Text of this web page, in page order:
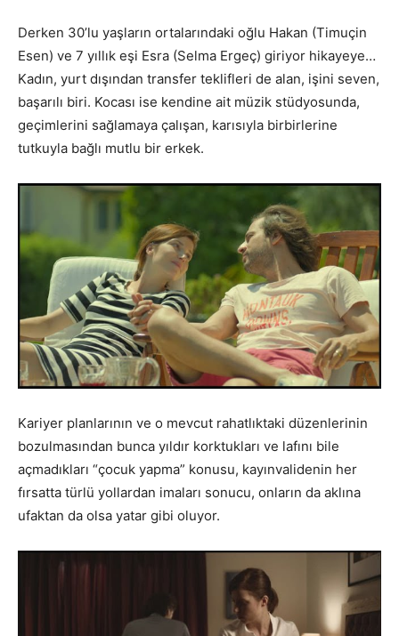
Derken 30’lu yaşların ortalarındaki oğlu Hakan (Timuçin
Esen) ve 7 yıllık eşi Esra (Selma Ergeç) giriyor hikayeye…
Kadın, yurt dışından transfer teklifleri de alan, işini seven,
başarılı biri. Kocası ise kendine ait müzik stüdyosunda,
geçimlerini sağlamaya çalışan, karısıyla birbirlerine
tutkuyla bağlı mutlu bir erkek.
Kariyer planlarının ve o mevcut rahatlıktaki düzenlerinin
bozulmasından bunca yıldır korktukları ve lafını bile
açmadıkları “çocuk yapma” konusu, kayınvalidenin her
fırsatta türlü yollardan imaları sonucu, onların da aklına
ufaktan da olsa yatar gibi oluyor.